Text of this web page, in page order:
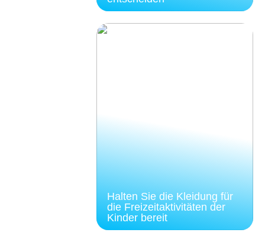
Halten Sie die Kleidung für
die Freizeitaktivitäten der
Kinder bereit